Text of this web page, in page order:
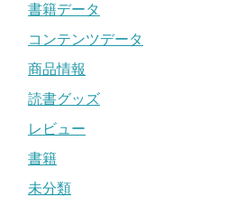
書籍データ
コンテンツデータ
商品情報
読書グッズ
レビュー
書籍
未分類